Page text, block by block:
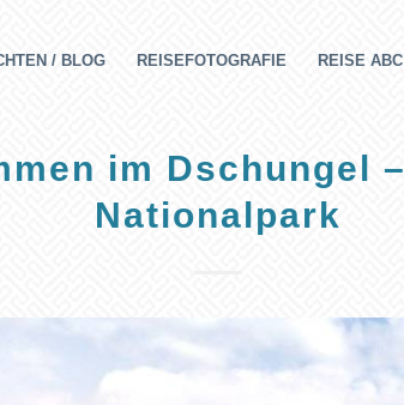
/ BLOG REISEFOTOGRAFIE REISE ABC
im Dschungel
Nationalpark